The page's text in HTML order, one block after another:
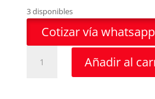
3 disponibles
Cotizar vía
PORTATIL
Añadir al